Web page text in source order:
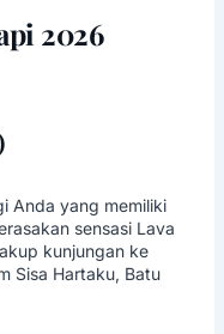
2026
Anda yang memiliki
sensasi Lava
kunjungan ke
Sisa Hartaku, Batu